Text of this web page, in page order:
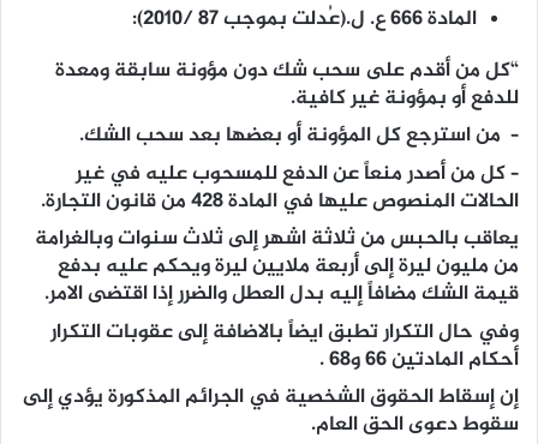
المادة 666 ع. ل.(عُدلت بموجب 87 /2010):
“كل من أقدم على سحب شك دون مؤونة سابقة ومعدة
للدفع أو بمؤونة غير كافية.
– من استرجع كل المؤونة أو بعضها بعد سحب الشك.
– كل من أصدر منعاً عن الدفع للمسحوب عليه في غير
الحالات المنصوص عليها في المادة 428 من قانون التجارة.
يعاقب بالحبس من ثلاثة اشهر إلى ثلاث سنوات وبالغرامة
من مليون ليرة إلى أربعة ملايين ليرة ويحكم عليه بدفع
قيمة الشك مضافاً إليه بدل العطل والضرر إذا اقتضى الامر.
وفي حال التكرار تطبق ايضاً بالاضافة إلى عقوبات التكرار
أحكام المادتين 66 و68 .
إن إسقاط الحقوق الشخصية في الجرائم المذكورة يؤدي إلى
سقوط دعوى الحق العام.